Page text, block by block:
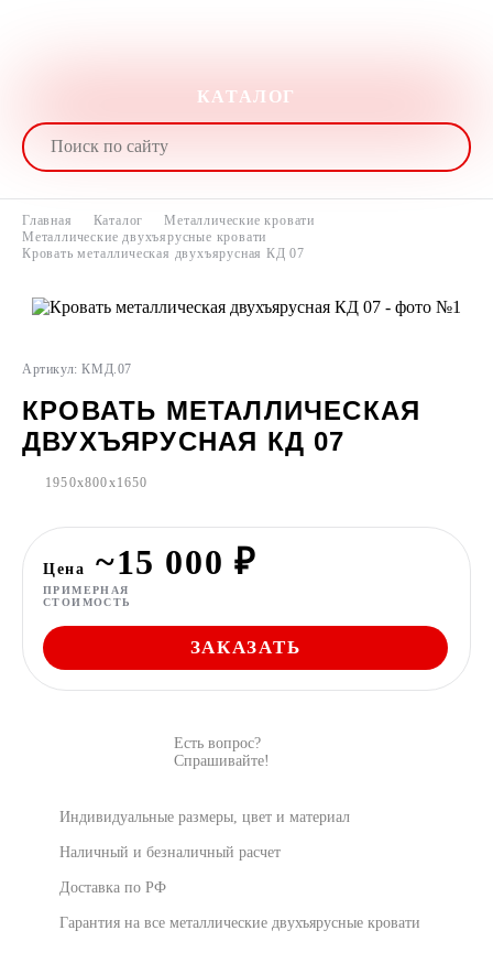
КАТАЛОГ
Главная Каталог
Металлические кровати
Металлические двухъярусные кровати
Кровать металлическая двухъярусная КД 07
Артикул: КМД.07
КРОВАТЬ МЕТАЛЛИЧЕСКАЯ
ДВУХЪЯРУСНАЯ КД 07
1950x800x1650
ЗАКАЗАТЬ
Цена ~15 000 ₽
ПРИМЕРНАЯ
СТОИМОСТЬ
Есть вопрос?
Спрашивайте!
Индивидуальные размеры, цвет и материал
Наличный и безналичный расчет
Доставка по РФ
Гарантия на все металлические двухъярусные кровати